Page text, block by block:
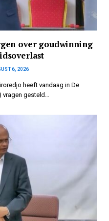
over goudwinning
6, 2026
heeft vandaag in De
vragen gesteld…